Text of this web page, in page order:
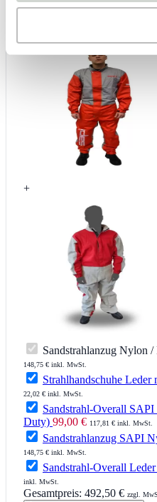
+
Sandstrahlanzug Nylon
148,75 € inkl. MwSt.
Strahlhandschuhe Leder
22,02 € inkl. MwSt.
Sandstrahl-Overall
Duty) 99,00 € 117,81 € inkl. MwSt.
Sandstrahlanzug SAPI
148,75 € inkl. MwSt.
Sandstrahl-Overall
inkl. MwSt.
Gesamtpreis: 492,50 € zzgl.